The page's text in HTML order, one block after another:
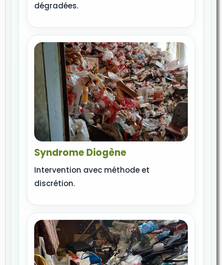
dégradées.
Syndrome Diogène
Intervention avec méthode et
discrétion.